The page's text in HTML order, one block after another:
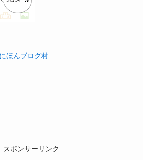
にほんブログ村
スポンサーリンク